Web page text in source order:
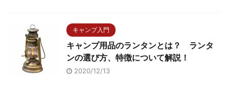
キャンプ入門
キャンプ用品のランタンとは？ ランタ
ンの選び方、特徴について解説！
2020/12/13